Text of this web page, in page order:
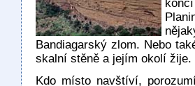
Bandiagarský zlom. Nebo
skalní stěně a jejím okolí žije.
Kdo místo navštíví,